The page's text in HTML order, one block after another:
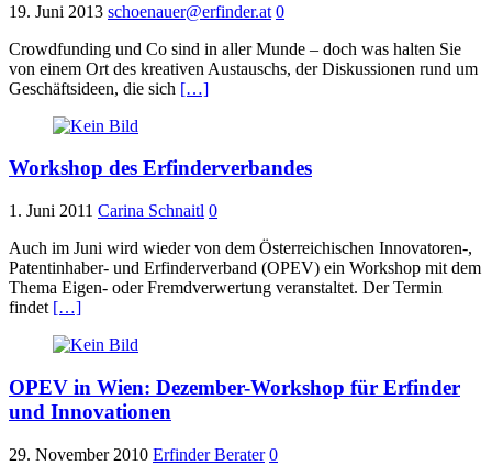
19. Juni 2013 schoenauer@erfinder.at 0
Crowdfunding und Co sind in aller Munde – doch was halten Sie
von einem Ort des kreativen Austauschs, der Diskussionen rund um
Geschäftsideen, die sich […]
Workshop des Erfinderverbandes
1. Juni 2011 Carina Schnaitl 0
Auch im Juni wird wieder von dem Österreichischen Innovatoren-,
Patentinhaber- und Erfinderverband (OPEV) ein Workshop mit dem
Thema Eigen- oder Fremdverwertung veranstaltet. Der Termin
findet […]
OPEV in Wien: Dezember-Workshop für Erfinder
und Innovationen
29. November 2010 Erfinder Berater 0